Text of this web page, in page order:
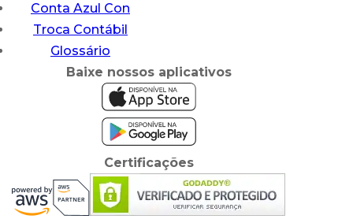
Conta Azul Con
Troca Contábil
Glossário
Baixe nossos aplicativos
Certificações